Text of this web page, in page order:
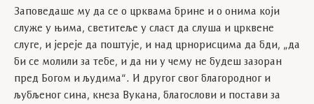
Заповедаше му да се о црквама брине и о онима који
служе у њима, светитеље у сласт да слуша и црквене
слуге, и јереје да поштује, и над црнорисцима да бди, „да
би се молили за тебе, и да ни у чему не будеш зазоран
пред Богом и људима“. И другог свог благородног и
љубљеног сина, кнеза Вукана, благослови и постави за